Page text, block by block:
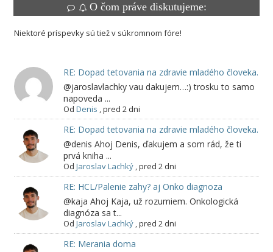
O čom práve diskutujeme:
Niektoré príspevky sú tiež v súkromnom fóre!
RE: Dopad tetovania na zdravie mladého človeka.
@jaroslavlachky vau dakujem…:) trosku to samo
napoveda ...
Od Denis ,pred 2 dni
RE: Dopad tetovania na zdravie mladého človeka.
@denis Ahoj Denis, ďakujem a som rád, že ti
prvá kniha ...
Od Jaroslav Lachký,pred 2 dni
RE: HCL/Palenie zahy? aj Onko diagnoza
@kaja Ahoj Kaja, už rozumiem. Onkologická
diagnóza sa t...
Od Jaroslav Lachký,pred 2 dni
RE: Merania doma